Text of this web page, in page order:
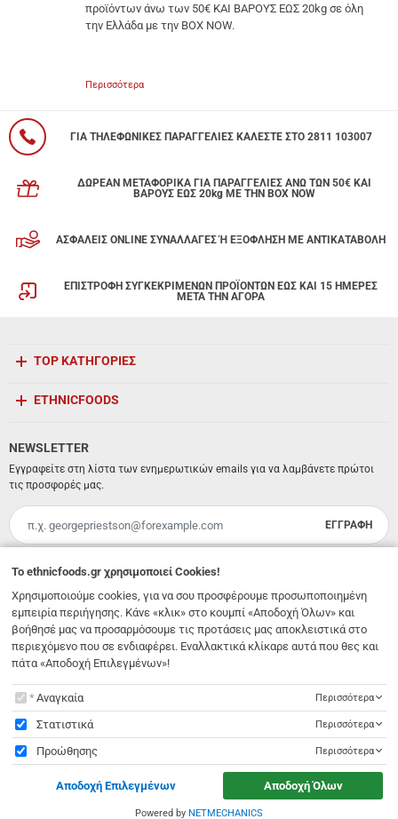
προϊόντων άνω των 50€ ΚΑΙ ΒΑΡΟΥΣ ΕΩΣ 20kg σε όλη
την Ελλάδα με την BOX NOW.
Περισσότερα
ΓΙΑ ΤΗΛΕΦΩΝΙΚΕΣ ΠΑΡΑΓΓΕΛΙΕΣ ΚΑΛΕΣΤΕ ΣΤΟ 2811 103007
ΔΩΡΕΑΝ ΜΕΤΑΦΟΡΙΚΑ ΓΙΑ ΠΑΡΑΓΓΕΛΙΕΣ ΑΝΩ ΤΩΝ 50€ ΚΑΙ
ΒΑΡΟΥΣ ΕΩΣ 20kg ΜΕ ΤΗΝ BOX NOW
ΑΣΦΑΛΕΙΣ ONLINE ΣΥΝΑΛΛΑΓΕΣ Ή ΕΞΟΦΛΗΣΗ ΜΕ ΑΝΤΙΚΑΤΑΒΟΛΗ
ΕΠΙΣΤΡΟΦΗ ΣΥΓΚΕΚΡΙΜΕΝΩΝ ΠΡΟΪΟΝΤΩΝ ΕΩΣ ΚΑΙ 15 ΗΜΕΡΕΣ
ΜΕΤΑ ΤΗΝ ΑΓΟΡΑ
Λ. 62 Μαρτύρων 231,Ηράκλειο Κρήτης, Νότιο Αιγαίο,Τ.Κ. 71303 Ελλάδα
info@ethnicfoods.gr 2811.103.007
Ωράριο φυσικού καταστήματος: Δευτέρα, Τρίτη, Τετάρτη & Σάββατο 09:30 - 18:00, Πέμπτη,
Παρασκευή 09:30 - 21:00
TOP ΚΑΤΗΓΟΡΙΕΣ
ETHNICFOODS
NEWSLETTER
Εγγραφείτε στη λίστα των ενημερωτικών emails για να λαμβάνετε πρώτοι
τις προσφορές μας.
Email
ΕΓΓΡΑΦΗ
Έχω διαβάσει κι αποδέχομαι τουςόρους χρήσης
. All rights reserved
Designed & Developed by
NETMECHANICS
To ethnicfoods.gr χρησιμοποιεί Cookies!
Χρησιμοποιούμε cookies, για να σου προσφέρουμε προσωποποιημένη
εμπειρία περιήγησης. Κάνε «κλικ» στο κουμπί «Αποδοχή Όλων» και
βοήθησέ μας να προσαρμόσουμε τις προτάσεις μας αποκλειστικά στο
περιεχόμενο που σε ενδιαφέρει. Εναλλακτικά κλίκαρε αυτά που θες και
πάτα «Αποδοχή Επιλεγμένων»!
Toethnicfoods.gr χρησιμοποιεί Cookies!
Αναγκαία Περισσότερα
Στατιστικά Περισσότερα
Προώθησης Περισσότερα
Αποδοχή Επιλεγμένων Αποδοχή Όλων
Powered by NETMECHANICS